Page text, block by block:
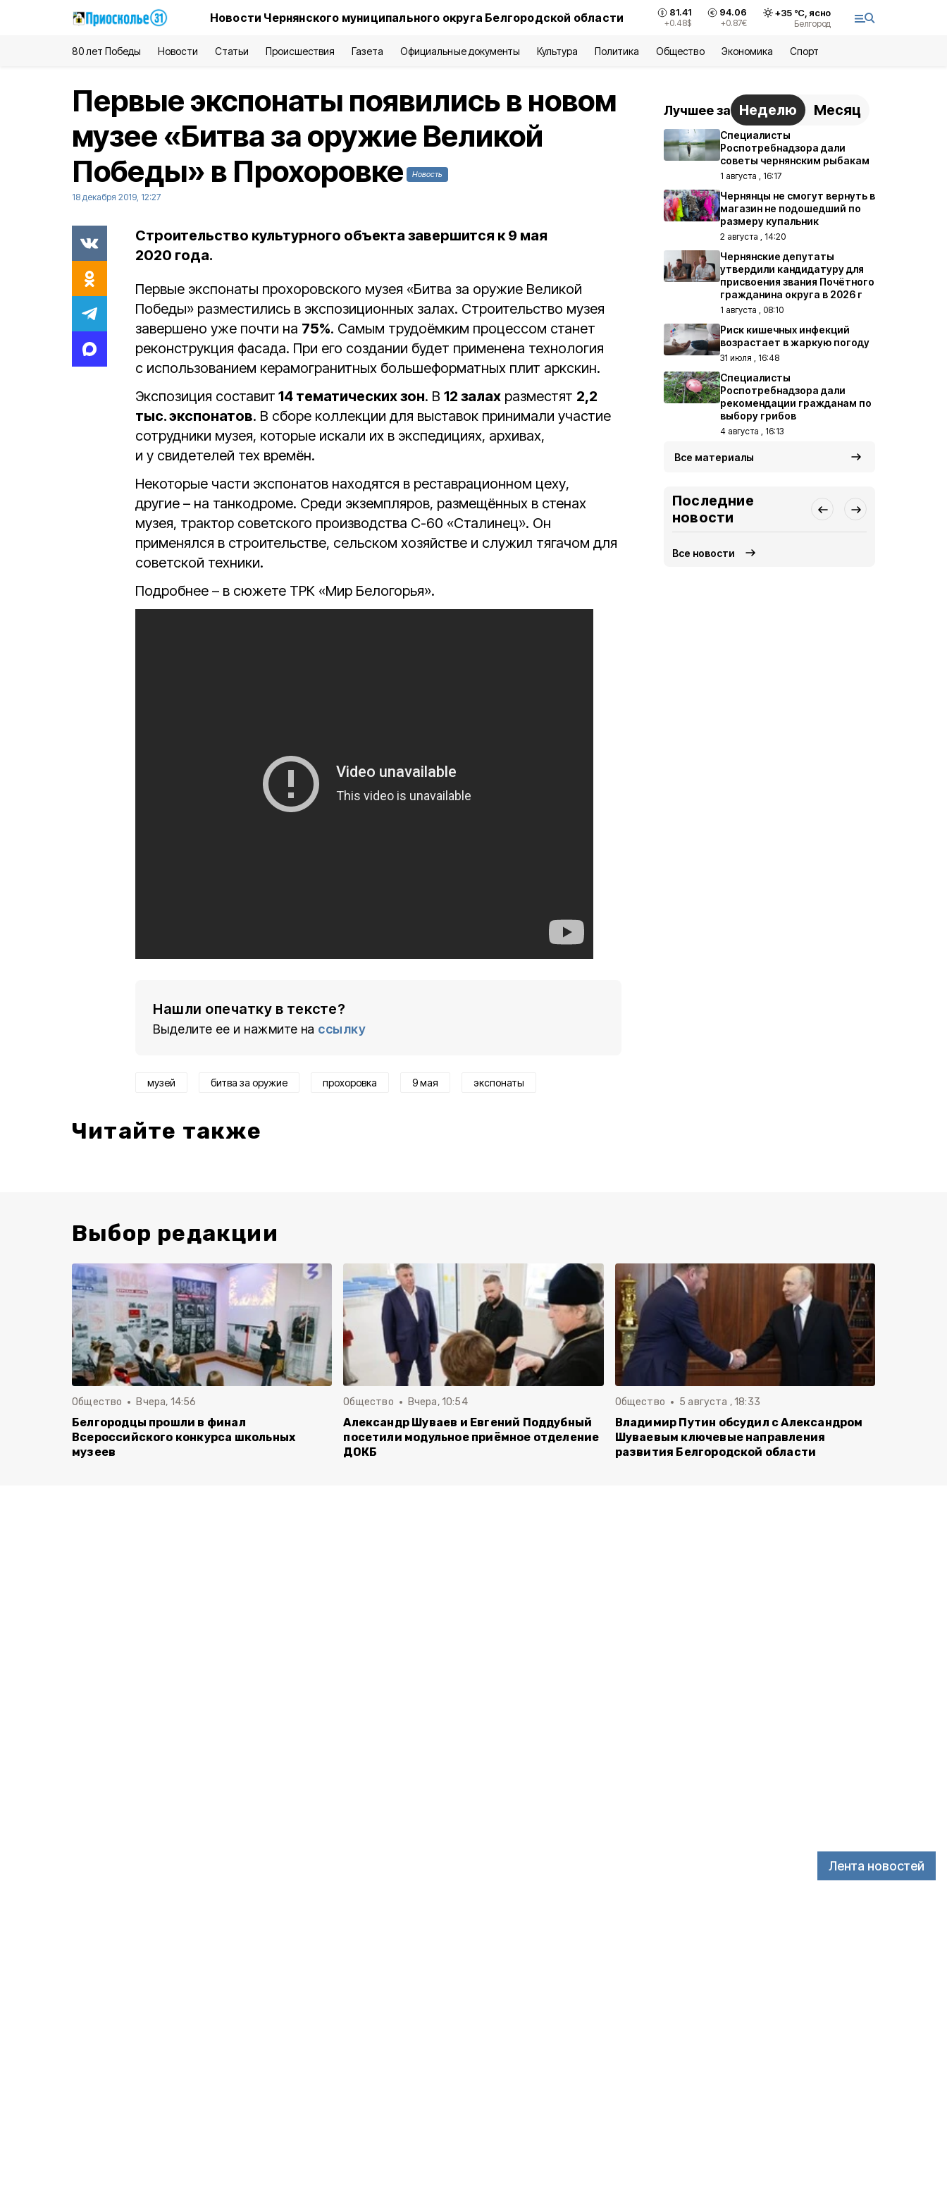
Новости Чернянского муниципального округа Белгородской области 81.41
+0.48$
94.06
+0.87€
+35°С, ясно
Белгород
80 лет Победы Новости Статьи Происшествия Газета Официальные документы Культура Политика Общество Экономика Спорт
Лента новостей
Первые экспонаты появились в новом
музее «Битва за оружие Великой
Победы» в Прохоровке
Новость
18 декабря 2019, 12:27
Строительство культурного объекта завершится к 9 мая
2020 года.
Первые экспонаты прохоровского музея «Битва за оружие Великой
Победы» разместились в экспозиционных залах. Строительство музея
завершено уже почти на 75%. Самым трудоёмким процессом станет
реконструкция фасада. При его создании будет применена технология
с использованием керамогранитных большеформатных плит аркскин.
Экспозиция составит 14 тематических зон. В 12 залах разместят 2,2
тыс. экспонатов. В сборе коллекции для выставок принимали участие
сотрудники музея, которые искали их в экспедициях, архивах,
и у свидетелей тех времён.
Некоторые части экспонатов находятся в реставрационном цеху,
другие – на танкодроме. Среди экземпляров, размещённых в стенах
музея, трактор советского производства С-60 «Сталинец». Он
применялся в строительстве, сельском хозяйстве и служил тягачом для
советской техники.
Подробнее – в сюжете ТРК «Мир Белогорья».
Нашли опечатку в тексте?
Выделите ее и нажмите на ссылку
музей битва за оружие прохоровка 9 мая экспонаты
Читайте также
Лучшее за Неделю Месяц
Специалисты
Роспотребнадзора дали
советы чернянским рыбакам
1 августа , 16:17
Чернянцы не смогут вернуть в
магазин не подошедший по
размеру купальник
2 августа , 14:20
Чернянские депутаты
утвердили кандидатуру для
присвоения звания Почётного
гражданина округа в 2026 г
1 августа , 08:10
Риск кишечных инфекций
возрастает в жаркую погоду
31 июля , 16:48
Специалисты
Роспотребнадзора дали
рекомендации гражданам по
выбору грибов
4 августа , 16:13
Все материалы
Последние
новости
Все новости
Выбор редакции
Общество Вчера, 14:56
Белгородцы прошли в финал
Всероссийского конкурса школьных
музеев
Общество Вчера, 10:54
Александр Шуваев и Евгений Поддубный
посетили модульное приёмное отделение
ДОКБ
Общество 5 августа , 18:33
Владимир Путин обсудил с Александром
Шуваевым ключевые направления
развития Белгородской области